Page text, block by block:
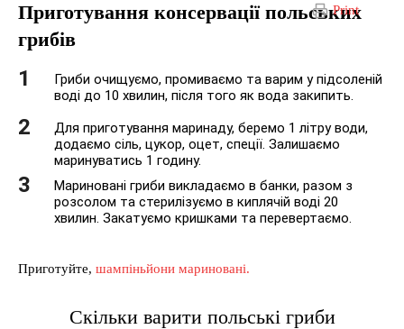
Print
Приготування консервації польських
грибів
Гриби очищуємо, промиваємо та варим у підсоленій
воді до 10 хвилин, після того як вода закипить.
Для приготування маринаду, беремо 1 літру води,
додаємо сіль, цукор, оцет, спеції. Залишаємо
маринуватись 1 годину.
Мариновані гриби викладаємо в банки, разом з
розсолом та стерилізуємо в киплячій воді 20
хвилин. Закатуємо кришками та перевертаємо.
Приготуйте, шампіньйони мариновані.
Скільки варити польські гриби